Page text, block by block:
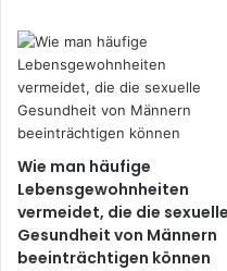
Wie man häufige
Lebensgewohnheiten
vermeidet, die die sexuelle
Gesundheit von Männern
beeinträchtigen können